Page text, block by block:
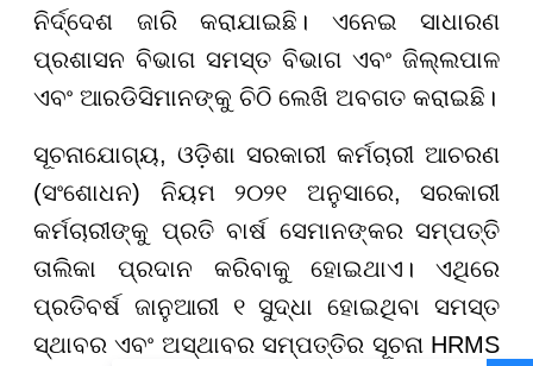
ନିର୍ଦ୍ଦେଶ ଜାରି କରାଯାଇଛି। ଏନେଇ ସାଧାରଣ
ପ୍ରଶାସନ ବିଭାଗ ସମସ୍ତ ବିଭାଗ ଏବଂ ଜିଲ୍ଲପାଳ
ଏବଂ ଆରଡିସିମାନଙ୍କୁ ଚିଠି ଲେଖି ଅବଗତ କରାଇଛି।
ସୂଚନାଯୋଗ୍ୟ, ଓଡ଼ିଶା ସରକାରୀ କର୍ମଚାରୀ ଆଚରଣ
(ସଂଶୋଧନ) ନିୟମ ୨୦୨୧ ଅନୁସାରେ, ସରକାରୀ
କର୍ମଚାରୀଙ୍କୁ ପ୍ରତି ବାର୍ଷ ସେମାନଙ୍କର ସମ୍ପତ୍ତି
ତାଲିକା ପ୍ରଦାନ କରିବାକୁ ହୋଇଥାଏ। ଏଥିରେ
ପ୍ରତିବର୍ଷ ଜାନୁଆରୀ ୧ ସୁଦ୍ଧା ହୋଇଥିବା ସମସ୍ତ
ସ୍ଥାବର ଏବଂ ଅସ୍ଥାବର ସମ୍ପତ୍ତିର ସୂଚନା HRMS